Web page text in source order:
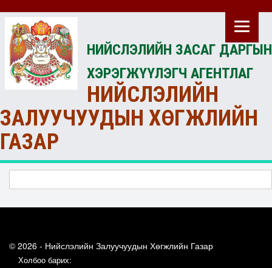
НИЙСЛЭЛИЙН ЗАСАГ ДАРГЫН
ХЭРЭГЖҮҮЛЭГЧ АГЕНТЛАГ
НИЙСЛЭЛИЙН
ЗАЛУУЧУУДЫН ХӨГЖЛИЙН
ГАЗАР
© 2026 - Нийслэлийн Залуучуудын Хөгжлийн Газар
Холбоо барих: